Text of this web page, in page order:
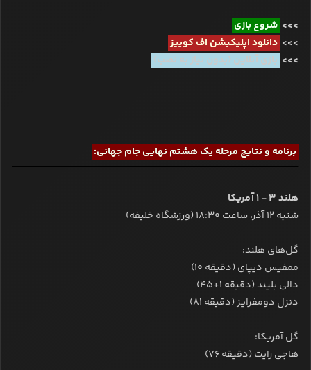
>>> شروع بازی
>>> دانلود اپلیکیشن اف کوییز
>>> بازی آنلاین (بدون نیاز به نصب)
برنامه و نتایج مرحله یک هشتم نهایی جام جهانی:
هلند ۳ - ۱ آمریکا
شنبه ۱۲ آذر، ساعت ۱۸:۳۰ (ورزشگاه خلیفه)
گل‌های هلند:
ممفیس دیپای (دقیقه ۱۰)
دالی بلیند (دقیقه ۱+۴۵)
دنزل دومفرایز (دقیقه ۸۱)
گل‌ آمریکا:
هاجی رایت (دقیقه ۷۶)